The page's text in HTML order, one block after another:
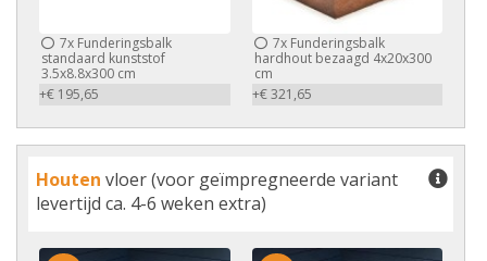
7x Funderingsbalk
standaard kunststof
3.5x8.8x300 cm
+€ 195,65
7xFunderingsbalk
hardhout bezaagd 4x20x300
cm
+€ 321,65
Houten vloer (voor geïmpregneerde variant
levertijd ca. 4-6 weken extra)